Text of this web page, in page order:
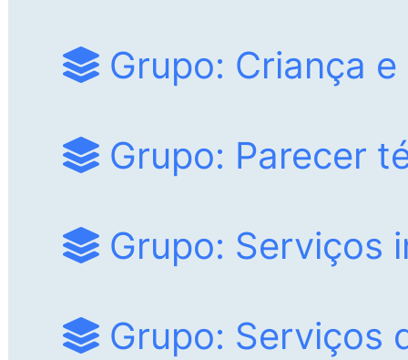
Grupo: Criança
Grupo: Parecer
Grupo: Serviços
Grupo: Serviços